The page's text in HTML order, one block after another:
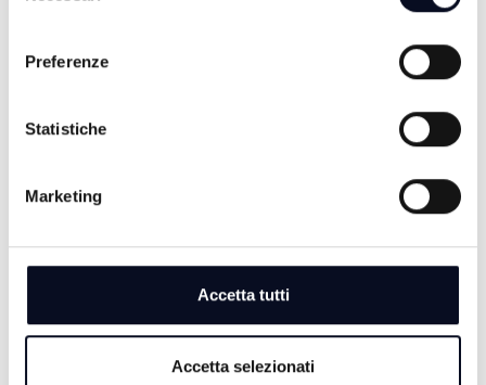
Preferenze
Statistiche
Marketing
Accetta tutti
Accetta selezionati
NATURA (CLAUDIO BOLOGNESI) -
LUOGHI E MISTERI - RADIONICA 2°
PARTE (CLAUDIO BOLOGNESI) -
06/04/2025